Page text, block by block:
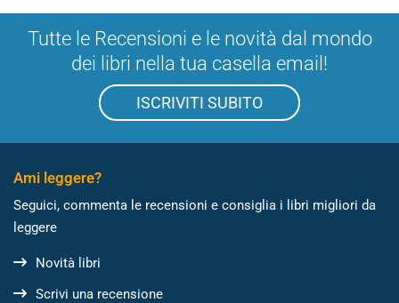
Tutte le Recensioni e le novità dal mondo
dei libri nella tua casella email!
ISCRIVITI SUBITO
Ami leggere?
Seguici, commenta le recensioni e consiglia i libri migliori da
leggere
Novità libri
Scrivi una recensione